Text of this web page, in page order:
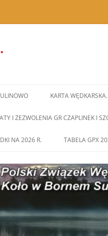
KARTA WĘDKARSKA.
I ZEZWOLENIA GR CZAPLINEK I
NA 2026 R. TABELA GPX